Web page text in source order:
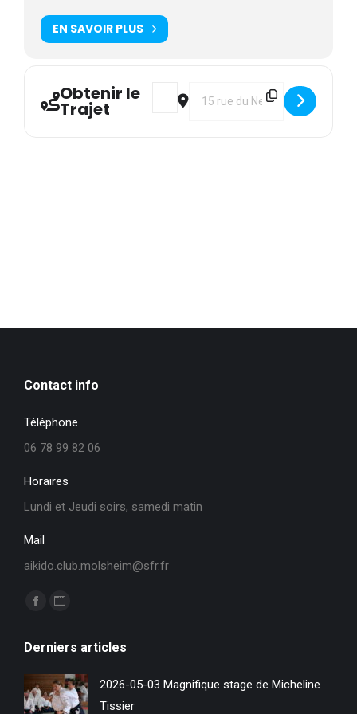
EN SAVOIR PLUS
Obtenir le
Trajet
Address - ENTENTE : Stage collégial
Destination Address -
Contact info
Téléphone
06 78 99 82 06
Horaires
Lundi et Jeudi soirs, samedi matin
Mail
aikido.club.molsheim@sfr.fr
Trouvez nous sur :
La
Facebook
s'ouvre
dans
La
Site
Web
s'ouvre
Derniers articles
2026-05-03 Magnifique stage de Micheline
Tissier